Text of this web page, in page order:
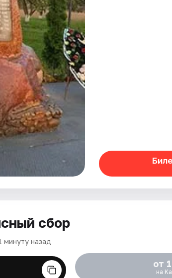
сбор
минуту назад
от
на